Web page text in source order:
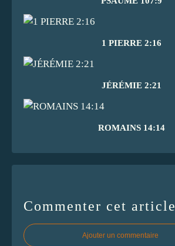
1 PIERRE 2:16
JÉRÉMIE 2:21
ROMAINS 14:14
Commenter cet article
Ajouter un commentaire